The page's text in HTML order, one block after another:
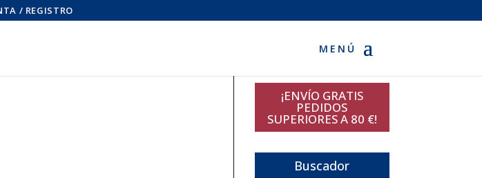
/ REGISTRO
¡ENVÍO GRATIS
PEDIDOS
SUPERIORES A 80 €!
Buscador